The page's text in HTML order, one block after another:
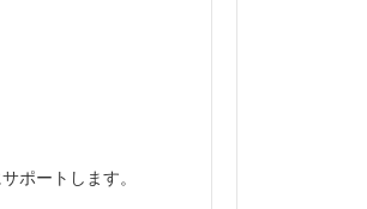
ポートします。